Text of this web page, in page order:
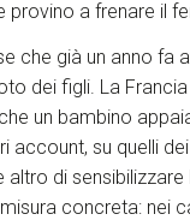
provino a frenare il
che già un anno
dei figli. La
un bambino
account, su quelli
altro di
concreta: nei